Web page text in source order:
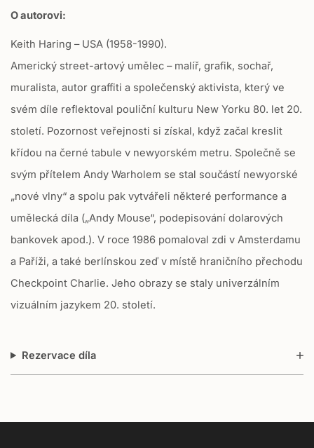
n
:
s
.
r
o
u
c
.
r
g
u
a
r
r
i
c
O autorovi:
Keith Haring – USA (1958-1990).
Americký street-artový umělec – malíř, grafik, sochař,
muralista, autor graffiti a společenský aktivista, který ve
svém díle reflektoval pouliční kulturu New Yorku 80. let 20.
století. Pozornost veřejnosti si získal, když začal kreslit
křídou na černé tabule v newyorském metru. Společně se
svým přítelem Andy Warholem se stal součástí newyorské
„nové vlny“ a spolu pak vytvářeli některé performance a
umělecká díla („Andy Mouse“, podepisování dolarových
bankovek apod.). V roce 1986 pomaloval zdi v Amsterdamu
a Paříži, a také berlínskou zeď v místě hraničního přechodu
Checkpoint Charlie. Jeho obrazy se staly univerzálním
vizuálním jazykem 20. století.
Rezervace díla